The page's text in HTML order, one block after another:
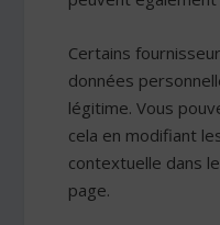
Certains
données
légitime. Vous
cela en modifiant
contextuelle dans
page.